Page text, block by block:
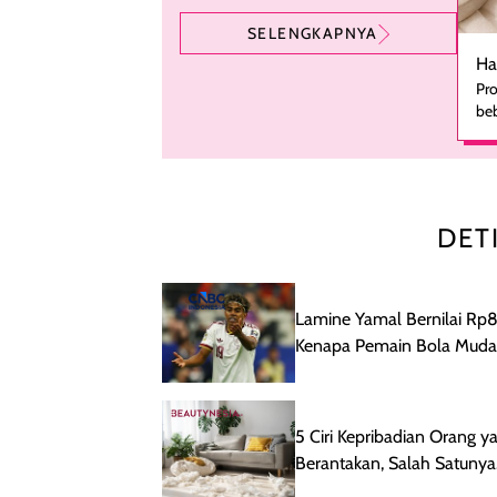
SELENGKAPNYA
Lamine Yamal Bernilai
Kenapa Pemain Bola Muda
5 Ciri Kepribadian Orang
Berantakan, Salah Satunya